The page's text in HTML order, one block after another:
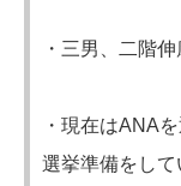
・三男、二階
・現在はANA
選挙準備をして